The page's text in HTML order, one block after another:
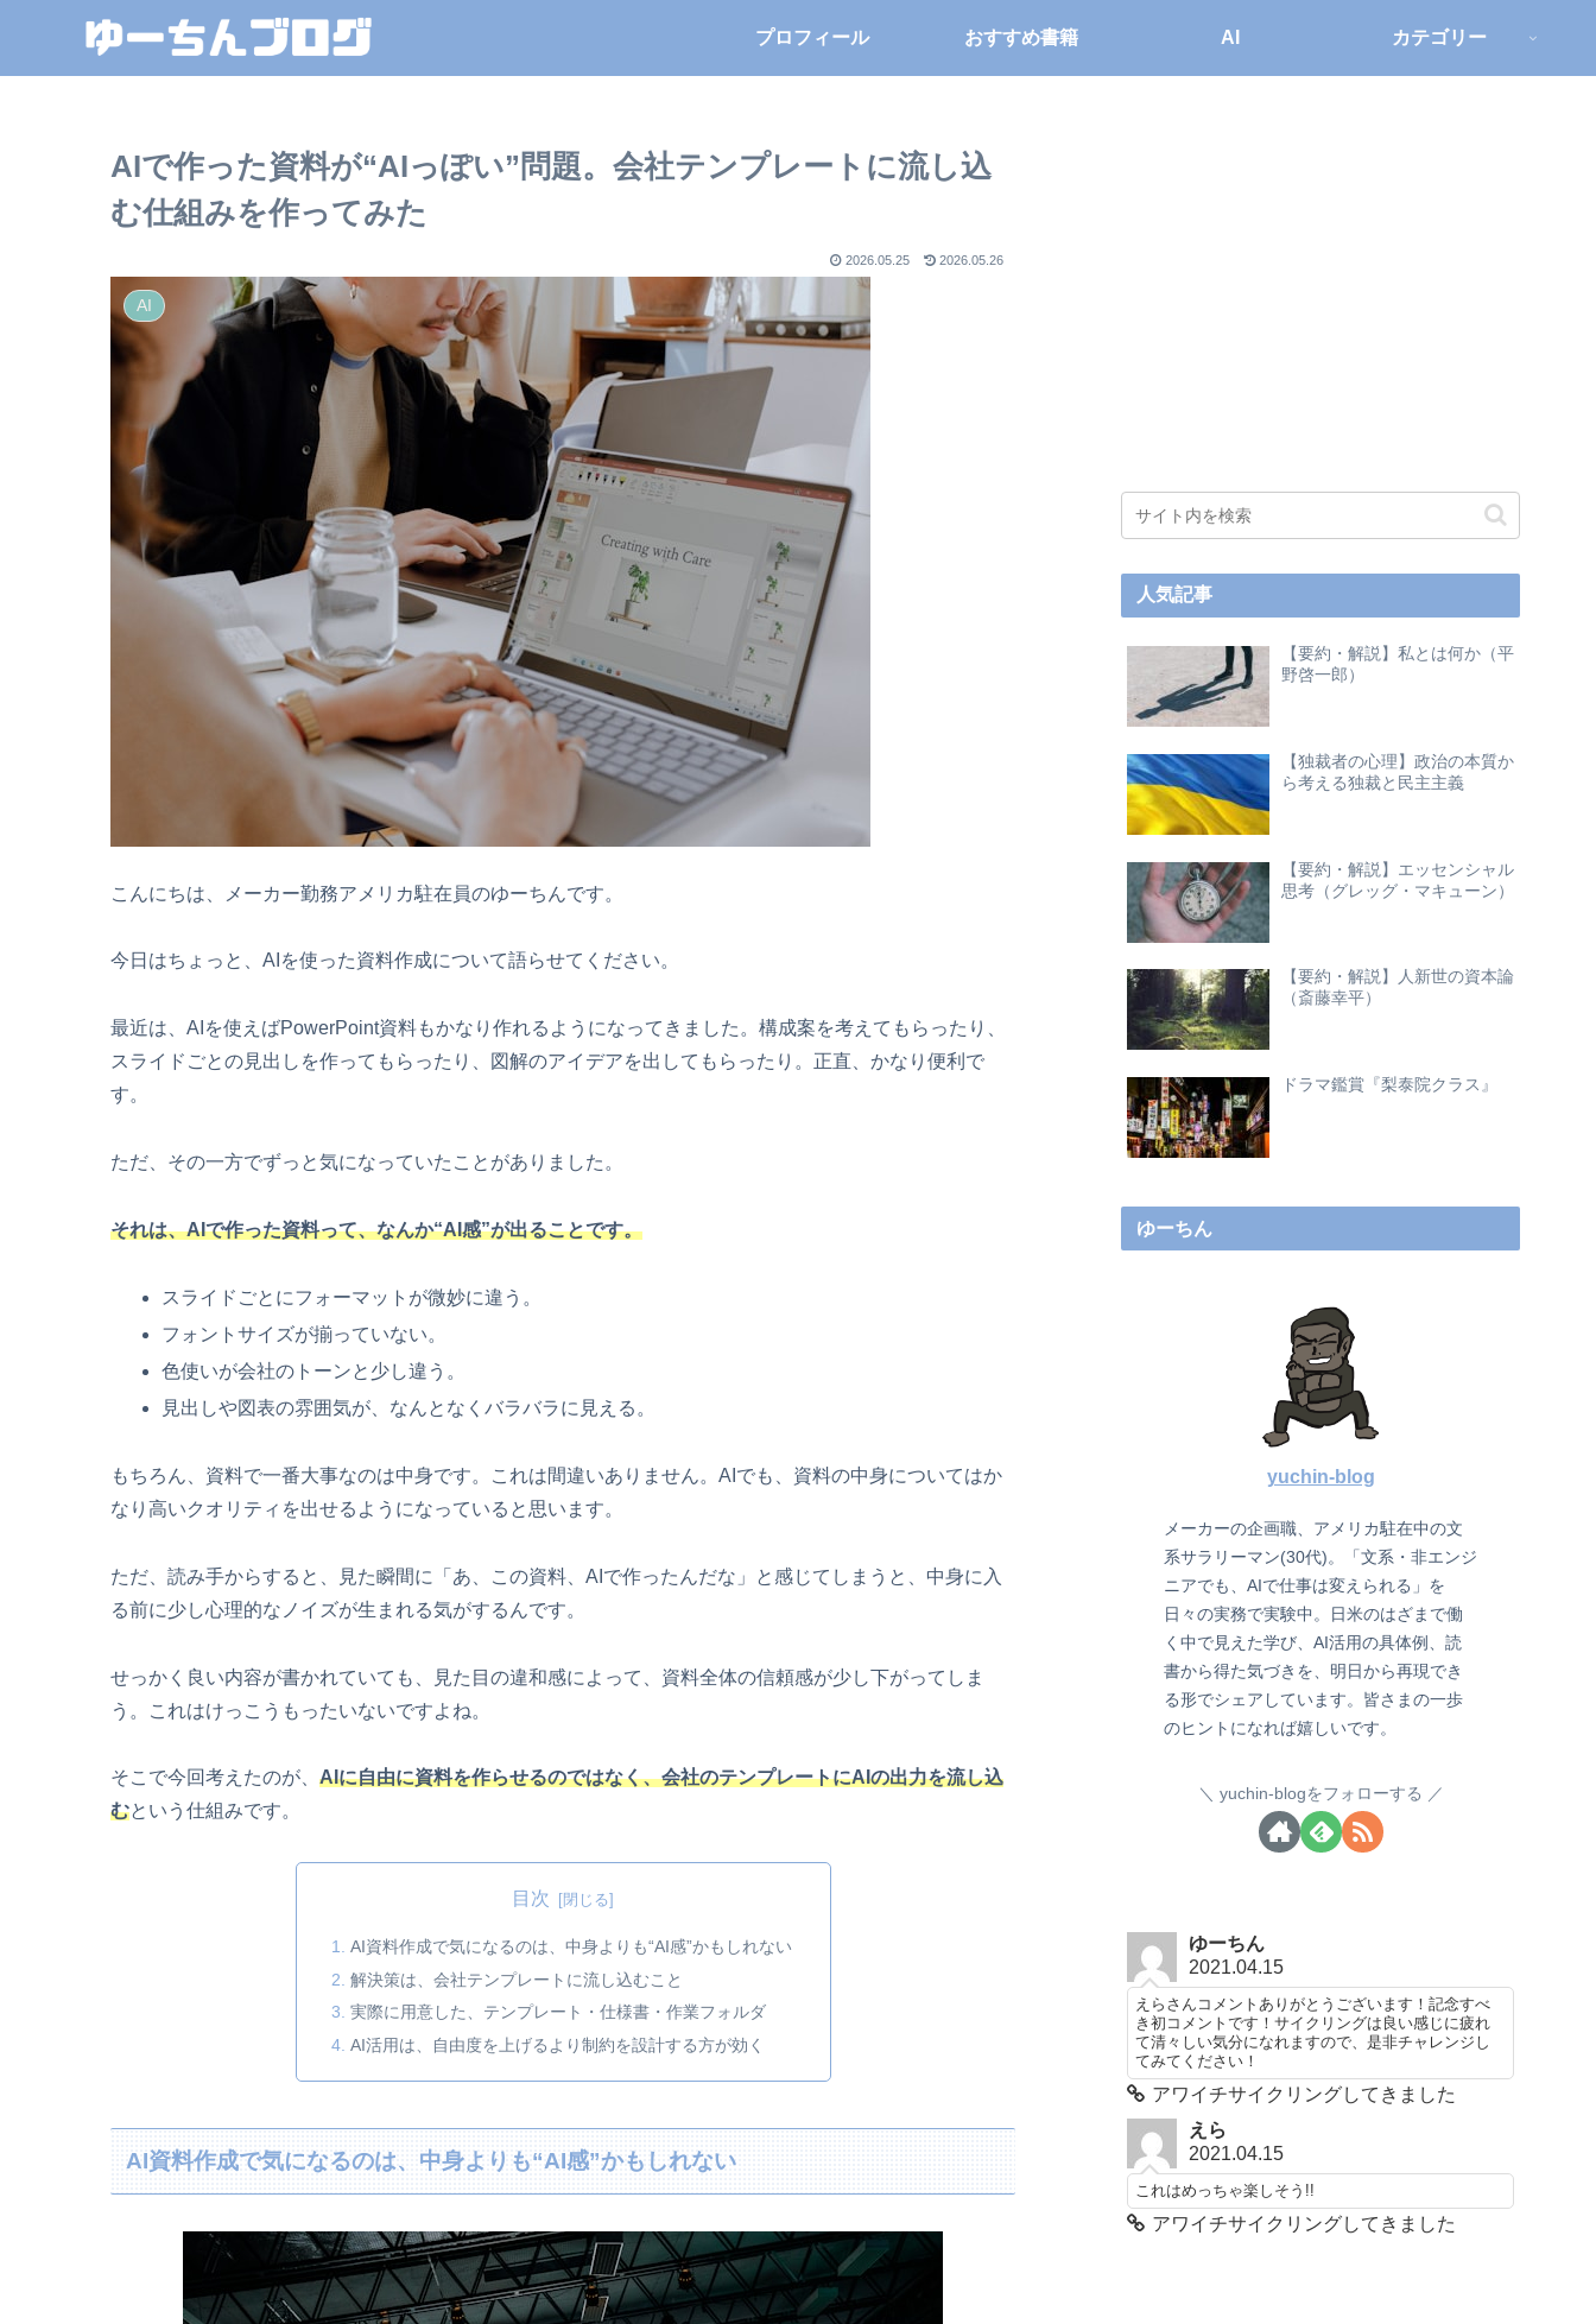
プロフィール おすすめ書籍 AI カテゴリー
AIで作った資料が“AIっぽい”問題。会社テンプレートに流し込
む仕組みを作ってみた
2026.05.25 2026.05.26
AI
こんにちは、メーカー勤務アメリカ駐在員のゆーちんです。
今日はちょっと、AIを使った資料作成について語らせてください。
最近は、AIを使えばPowerPoint資料もかなり作れるようになってきました。構成案を考えてもらったり、
スライドごとの見出しを作ってもらったり、図解のアイデアを出してもらったり。正直、かなり便利で
す。
ただ、その一方でずっと気になっていたことがありました。
それは、AIで作った資料って、なんか“AI感”が出ることです。
スライドごとにフォーマットが微妙に違う。
フォントサイズが揃っていない。
色使いが会社のトーンと少し違う。
見出しや図表の雰囲気が、なんとなくバラバラに見える。
もちろん、資料で一番大事なのは中身です。これは間違いありません。AIでも、資料の中身についてはか
なり高いクオリティを出せるようになっていると思います。
ただ、読み手からすると、見た瞬間に「あ、この資料、AIで作ったんだな」と感じてしまうと、中身に入
る前に少し心理的なノイズが生まれる気がするんです。
せっかく良い内容が書かれていても、見た目の違和感によって、資料全体の信頼感が少し下がってしま
う。これはけっこうもったいないですよね。
そこで今回考えたのが、 AIに自由に資料を作らせるのではなく、会社のテンプレートにAIの出力を流し込
むという仕組みです。
目次
AI資料作成で気になるのは、中身よりも“AI感”かもしれない
解決策は、会社テンプレートに流し込むこと
実際に用意した、テンプレート・仕様書・作業フォルダ
AI活用は、自由度を上げるより制約を設計する方が効く
AI資料作成で気になるのは、中身よりも“AI感”かもしれない
人気記事
【要約・解説】私とは何か（平
野啓一郎）
【独裁者の心理】政治の本質か
ら考える独裁と民主主義
【要約・解説】エッセンシャル
思考（グレッグ・マキューン）
【要約・解説】人新世の資本論
（斎藤幸平）
ドラマ鑑賞『梨泰院クラス』
ゆーちん
yuchin-blog
メーカーの企画職、アメリカ駐在中の文
系サラリーマン(30代)。「文系・非エンジ
ニアでも、AIで仕事は変えられる」を
日々の実務で実験中。日米のはざまで働
く中で見えた学び、AI活用の具体例、読
書から得た気づきを、明日から再現でき
る形でシェアしています。皆さまの一歩
のヒントになれば嬉しいです。
yuchin-blogをフォローする
ゆーちん
2021.04.15
えらさんコメントありがとうございます！記念すべ
き初コメントです！サイクリングは良い感じに疲れ
て清々しい気分になれますので、是非チャレンジし
てみてください！
アワイチサイクリングしてきました
えら
2021.04.15
これはめっちゃ楽しそう!!
アワイチサイクリングしてきました